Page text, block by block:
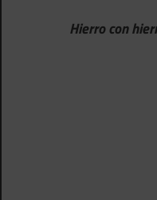
Hierro con